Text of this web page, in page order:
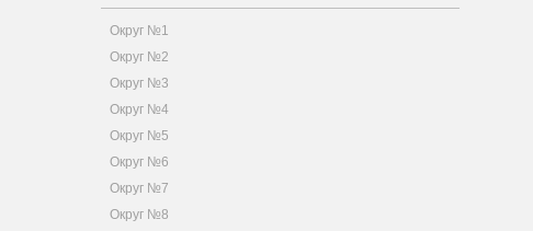
Округ №1
Округ №2
Округ №3
Округ №4
Округ №5
Округ №6
Округ №7
Округ №8